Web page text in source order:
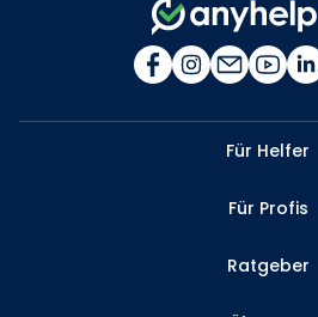
Für Helfer
Für Profis
Ratgeber